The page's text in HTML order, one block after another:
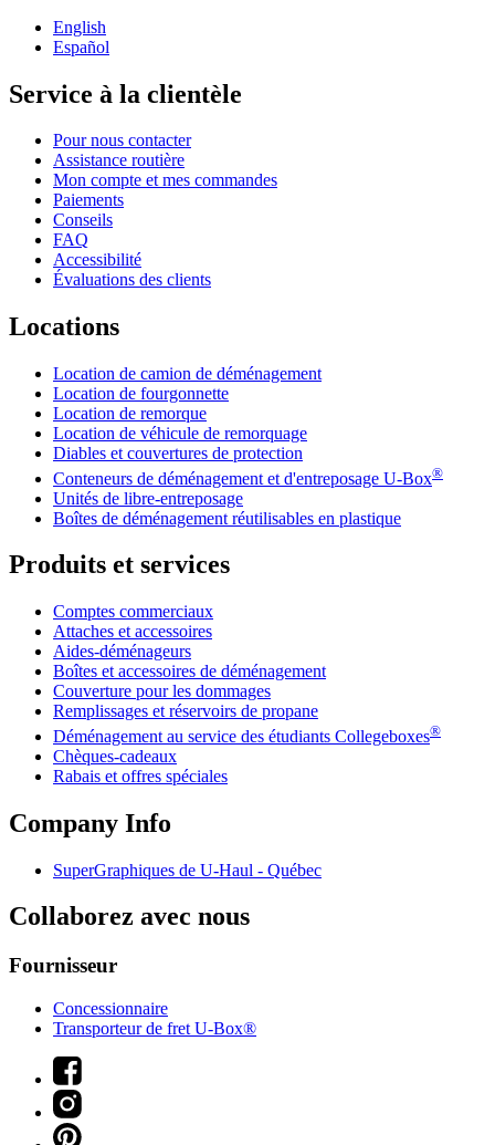
English
Español
Service à la clientèle
Pour nous contacter
Assistance routière
Mon compte et mes commandes
Paiements
Conseils
FAQ
Accessibilité
Évaluations des clients
Locations
Location de camion de déménagement
Location de fourgonnette
Location de remorque
Location de véhicule de remorquage
Diables et couvertures de protection
Conteneurs de déménagement et d'entreposage U-Box®
Unités de libre-entreposage
Boîtes de déménagement réutilisables en plastique
Produits et services
Comptes commerciaux
Attaches et accessoires
Aides-déménageurs
Boîtes et accessoires de déménagement
Couverture pour les dommages
Remplissages et réservoirs de propane
Déménagement au service des étudiants Collegeboxes®
Chèques-cadeaux
Rabais et offres spéciales
Company Info
SuperGraphiques de U-Haul - Québec
Collaborez avec nous
Fournisseur
Concessionnaire
Transporteur de fret U-Box®